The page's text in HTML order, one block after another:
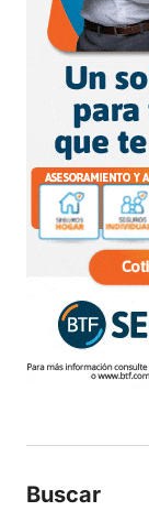
Buscar